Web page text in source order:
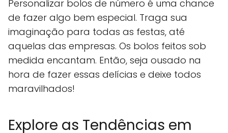
Personalizar bolos de número é uma chance
de fazer algo bem especial. Traga sua
imaginação para todas as festas, até
aquelas das empresas. Os bolos feitos sob
medida encantam. Então, seja ousado na
hora de fazer essas delícias e deixe todos
maravilhados!
Explore as Tendências em